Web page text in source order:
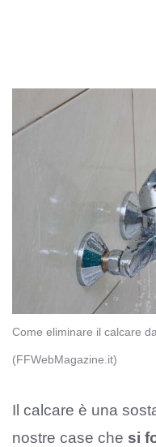
Come eliminare il calcare
(FFWebMagazine.it)
Il calcare è una
nostre case che si